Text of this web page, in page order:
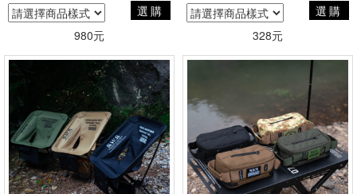
選購
980元
選購
328元